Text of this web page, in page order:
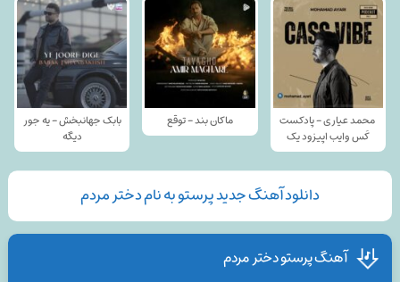
محمد عیاری - پادکست
کَس وایب اپیزود یک
ماکان بند - توقع
بابک جهانبخش - یه جور
دیگه
دانلود آهنگ جدید پرستو به نام دختر مردم
آهنگ پرستو دختر مردم